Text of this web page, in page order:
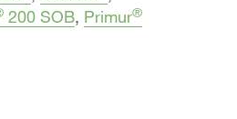
200 SOB, Primur®